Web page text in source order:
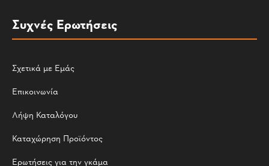
Συχνές Ερωτήσεις
Σχετικά με Εμάς
Επικοινωνία
Λήψη Καταλόγου
Καταχώρηση Προϊόντος
Ερωτήσεις για την γκάμα